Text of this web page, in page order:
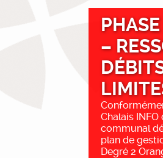
–
Chalais
communal
plan de
Degré 2